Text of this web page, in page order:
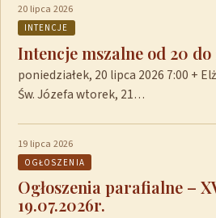
20 lipca 2026
INTENCJE
Intencje mszalne od 20 do
poniedziałek, 20 lipca 2026 7:00 +
Św. Józefa wtorek, 21…
19 lipca 2026
OGŁOSZENIA
Ogłoszenia parafialne –
19.07.2026r.